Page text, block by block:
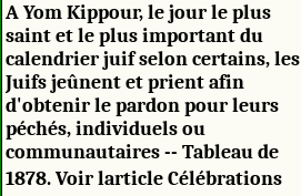
A Yom Kippour, le jour le plus
saint et le plus important du
calendrier juif selon certains, les
Juifs jeûnent et prient afin
d'obtenir le pardon pour leurs
péchés, individuels ou
communautaires -- Tableau de
1878. Voir larticle Célébrations